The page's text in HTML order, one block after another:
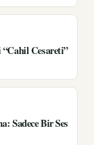
Cesareti”
Sadece Bir Ses